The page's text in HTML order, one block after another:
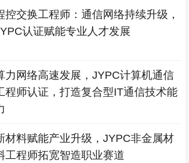
控交换工程师：通信网络持续升级，
认证赋能专业人才发展
力网络高速发展，JYPC计算机通信
程师认证，打造复合型IT通信技术能
材料赋能产业升级，JYPC非金属材
工程师拓宽智造职业赛道